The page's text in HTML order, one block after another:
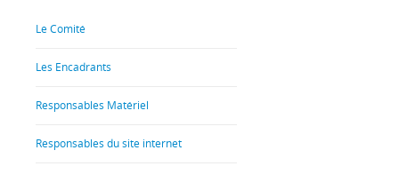
Le Comité
Les Encadrants
Responsables Matériel
Responsables du site internet